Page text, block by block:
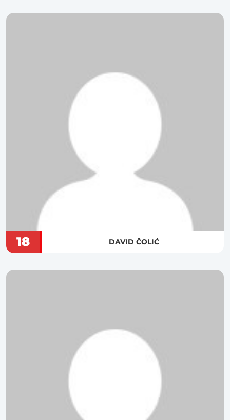
18 DAVID ČOLIĆ